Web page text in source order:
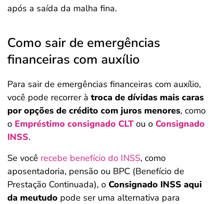
após a saída da malha fina.
Como sair de emergências
financeiras com auxílio
Para sair de emergências financeiras com auxílio,
você pode recorrer à troca de dívidas mais caras
por opções de crédito com juros menores, como
o Empréstimo consignado CLTou o Consignado
INSS.
Se você recebe benefício do INSS, como
aposentadoria, pensão ou BPC (Benefício de
Prestação Continuada), o Consignado INSS aqui
da meutudo pode ser uma alternativa para